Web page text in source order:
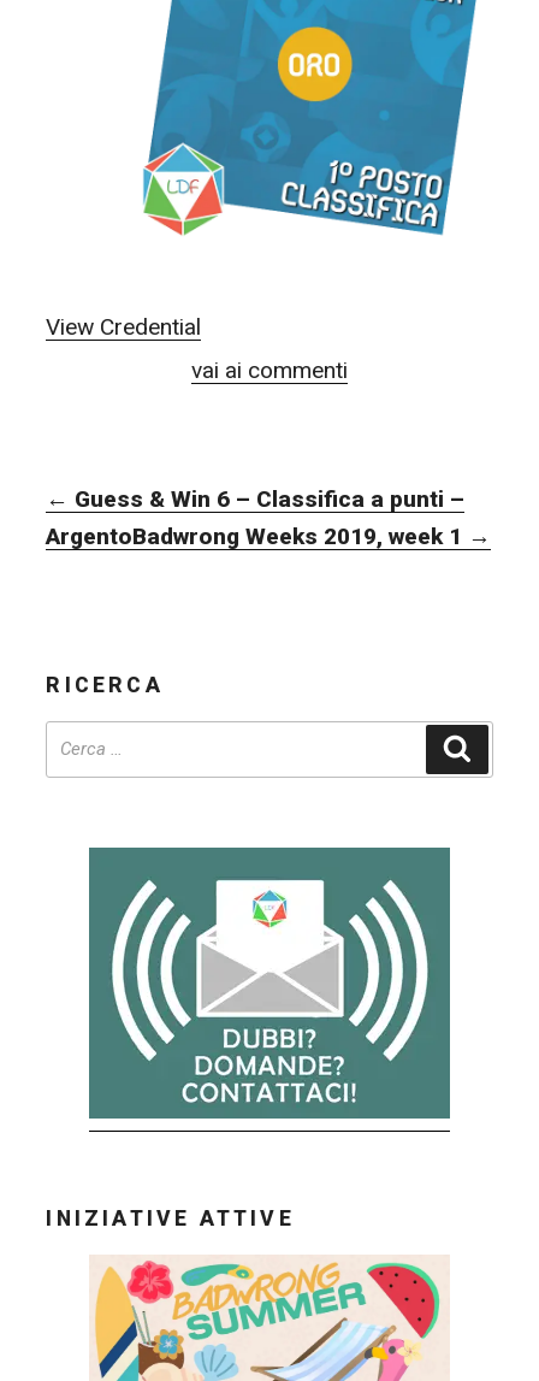
View Credential
vai ai commenti
ARTICOLI
← Guess & Win 6 – Classifica a punti –
ArgentoBadwrong Weeks 2019, week 1 →
RICERCA
INIZIATIVE ATTIVE